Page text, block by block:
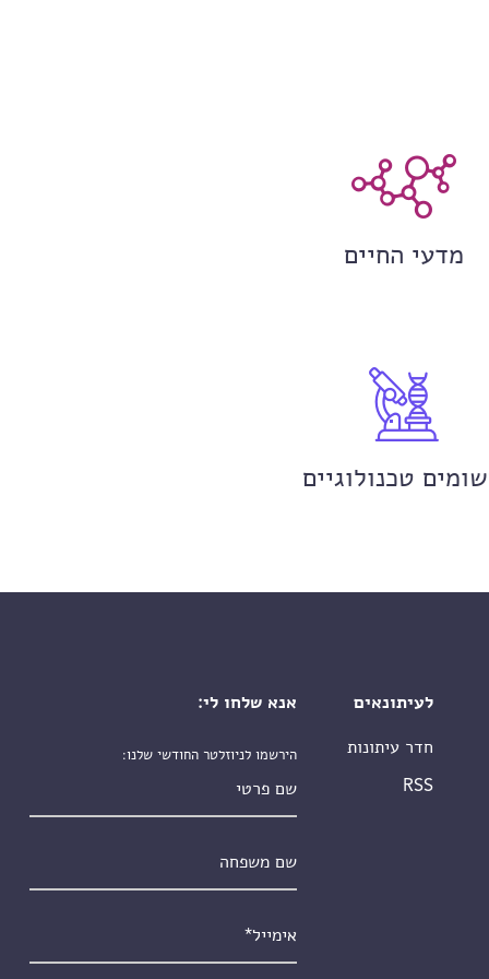
מדעי החיים
טכנולוגיים
לעיתונאים
חדר עיתונות
RSS
אנא שלחו לי:
הירשמו לניוזלטר החודשי שלנו: